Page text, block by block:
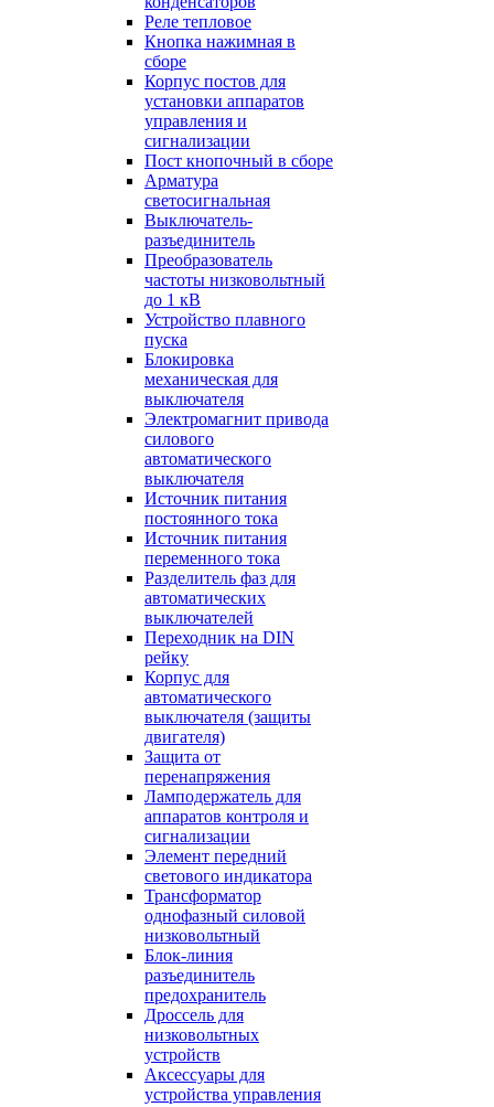
Реле тепловое
Кнопка нажимная в
сборе
Корпус постов для
установки аппаратов
управления и
сигнализации
Пост кнопочный в сборе
Арматура
светосигнальная
Выключатель-
разъединитель
Преобразователь
частоты низковольтный
до 1 кВ
Устройство плавного
пуска
Блокировка
механическая для
выключателя
Электромагнит привода
силового
автоматического
выключателя
Источник питания
постоянного тока
Источник питания
переменного тока
Разделитель фаз для
автоматических
выключателей
Переходник на DIN
рейку
Корпус для
автоматического
выключателя (защиты
двигателя)
Защита от
перенапряжения
Ламподержатель для
аппаратов контроля и
сигнализации
Элемент передний
светового индикатора
Трансформатор
однофазный силовой
низковольтный
Блок-линия
разъединитель
предохранитель
Дроссель для
низковольтных
устройств
Аксессуары для
устройства управления